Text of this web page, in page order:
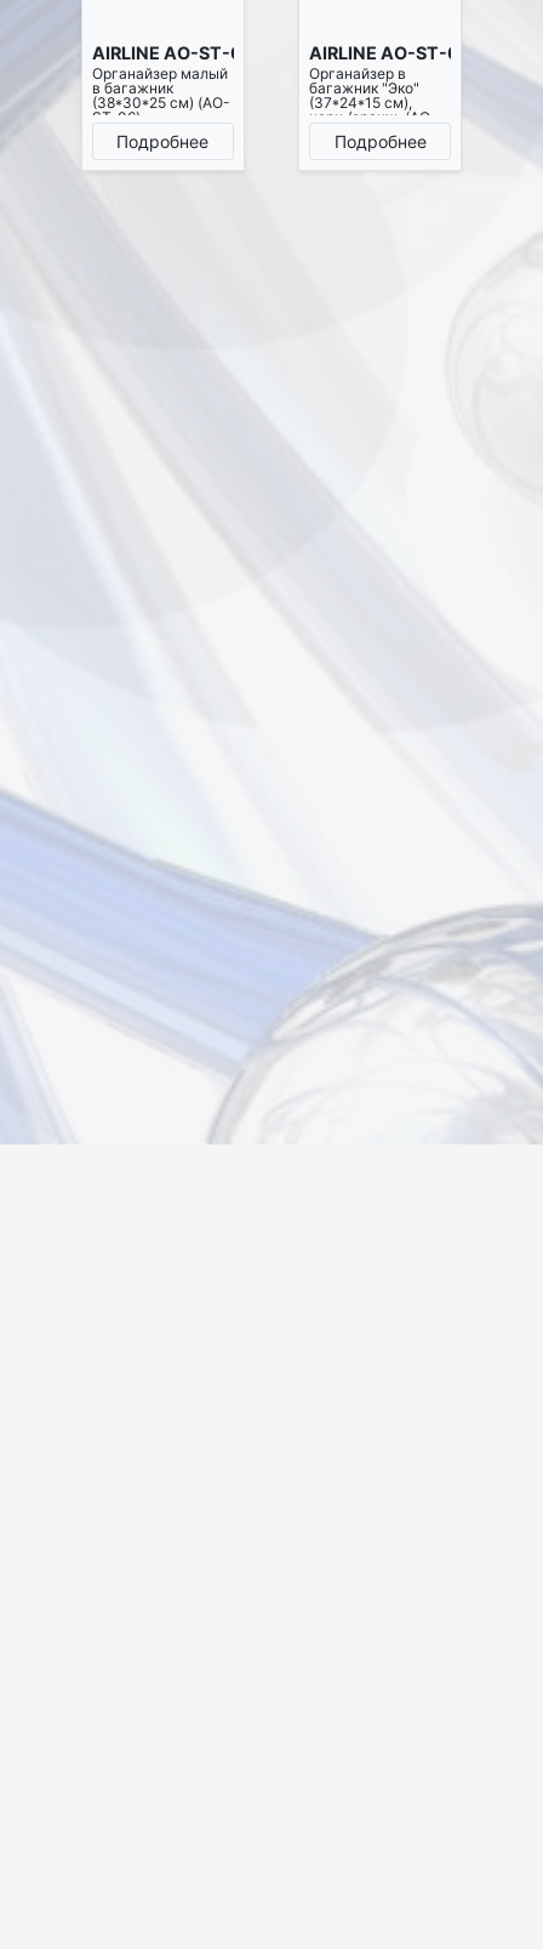
AIRLINE AO-ST-06
Органайзер малый
в багажник
(38*30*25 см) (AO-
ST-06)
Подробнее
AIRLINE AO-ST-09
Органайзер в
багажник "Эко"
(37*24*15 см),
черн./оранж. (AO-
ST-09)Подробнее